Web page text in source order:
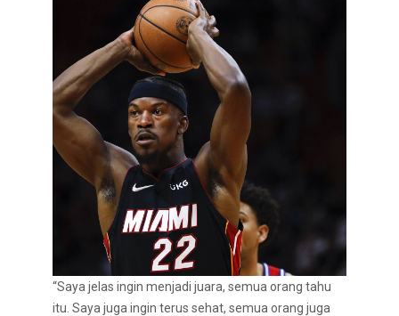
“Saya jelas ingin menjadi juara, semua orang tahu
itu. Saya juga ingin terus sehat, semua orang juga